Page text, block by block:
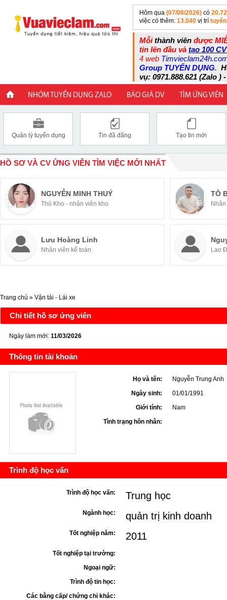
Hôm qua (07/08/2026) có
việc có thêm: 13.040 vị trí
Mỗithành viên được
tin lên đầu và tạo 100
4 web
Group TUYỂN DỤNG.
vụ: 0971.888.621 (Zalo )
NHÓM TUYỂN DỤNG ZALO BÁO GIÁ DV TÌM ỨNG VIÊN
Quản lý tuyển dụng Tin đã đăng Tạo tin mới
HỒ SƠ VÀ CV ỨNG VIÊN TÌM VIỆC MỚI NHẤT
NGUYỄN MINH THUÝ
Thủ Kho - nhân viên kho
TÔ
Lưu Hoàng Linh
Nhân viên kế toán Lao
Trang chủ » Vận tải - Lái xe
Chi tiết hồ sơ ứng viên
Ngày làm mới: 11/03/2026
Thông tin tài khoản
Họ và tên:
Nguyễn Trung Anh
Ngày sinh:
01/01/1991
Giới tính:
Nam
Tình trạng hôn nhân:
Trình độ học vấn
Trình độ học vấn: Trung học
Ngành học: quản trị kinh doanh
Tốt nghiệp năm: 2011
Tốt nghiệp tại trường:
Ngoại ngữ:
Trình độ tin học:
Các bằng cấp/ chứng chỉ khác: